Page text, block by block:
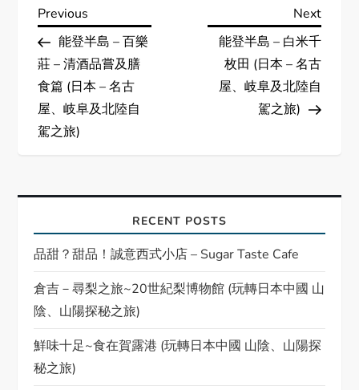
P
o
s
t
a
v
i
g
a
Previous
Post
Previous
能登半島 – 百樂
莊 – 清酒品嘗及膳
食篇 (日本 – 名古
屋、岐阜及北陸自
駕之旅)
Next
Post
Next
能登半島 – 白米千
枚田 (日本 – 名古
屋、岐阜及北陸自
駕之旅)
RECENT POSTS
品甜？甜品！誠意西式小店 – Sugar Taste Cafe
倉吉－尋梨之旅~20世紀梨博物館 (玩轉日本中國 山
陰、山陽探秘之旅)
鮮味十足~食在賀露港 (玩轉日本中國 山陰、山陽探
秘之旅)